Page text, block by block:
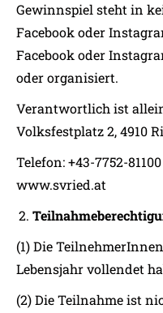
Gewinnspiel steht in
Facebook oder
Facebook oder
oder organisiert.
Verantwortlich ist
Volksfestplatz 2, 4910
Telefon: +43-7752-
www.svried.at
(1) Die
Lebensjahr vollendet
(2) Die Teilnahme ist